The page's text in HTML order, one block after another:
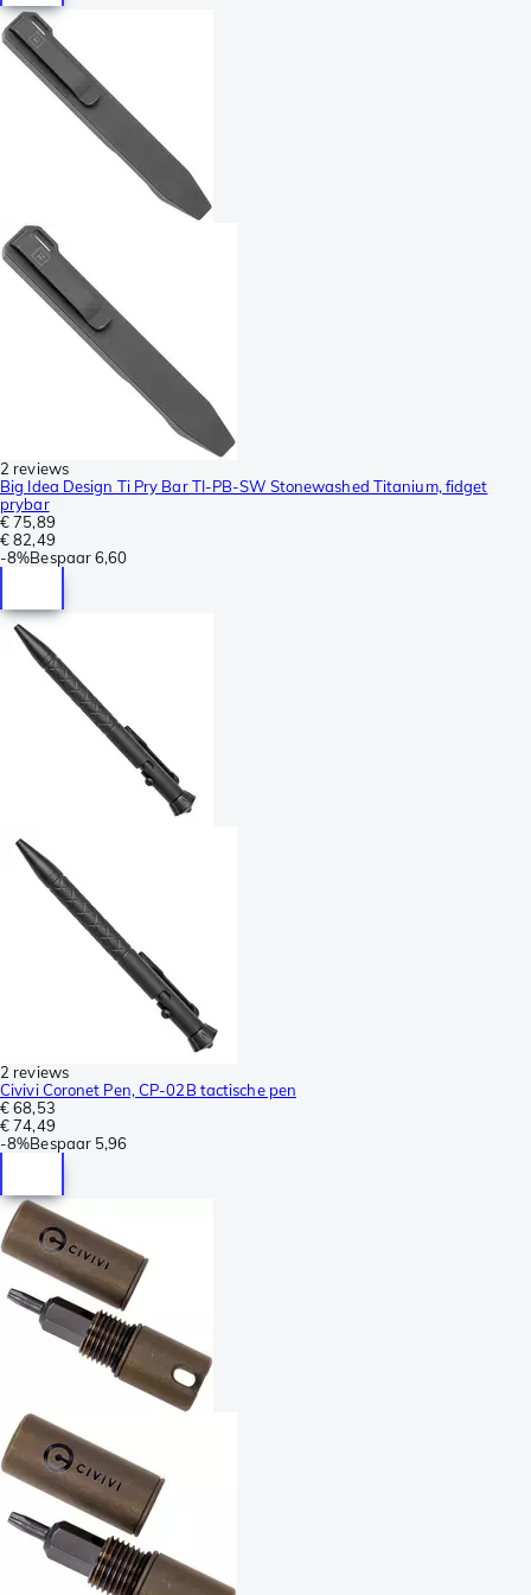
2 reviews
Big Idea Design Ti Pry Bar TI-PB-SW Stonewashed Titanium, fidget
prybar
€ 75,89
€ 82,49
-8%Bespaar6,60
2 reviews
Civivi Coronet Pen, CP-02B tactische pen
€ 68,53
€ 74,49
-8%Bespaar 5,96